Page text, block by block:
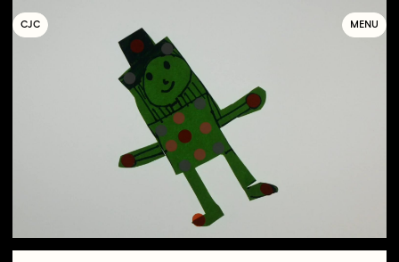
COLLECTIF
JEUNE
C INÉMA MENU